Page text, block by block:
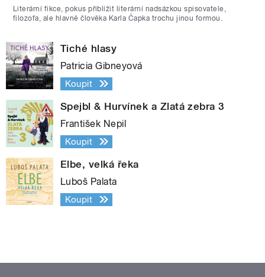
Literární fikce, pokus přiblížit literární nadsázkou spisovatele,
filozofa, ale hlavně člověka Karla Čapka trochu jinou formou.
Tiché hlasy
Patricia Gibneyová
Koupit
Spejbl & Hurvínek a Zlatá zebra 3
František Nepil
Koupit
Elbe, velká řeka
Luboš Palata
Koupit